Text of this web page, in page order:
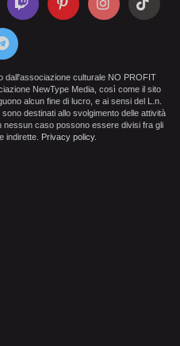
dall'associazione culturale NO PROFIT
NewType Media, così come il sito
alcun fine di lucro, e ai sensi del L.n.
destinati allo svolgimento delle attività
nessun caso possono essere divisi fra gli
indirette.
Privacy policy.